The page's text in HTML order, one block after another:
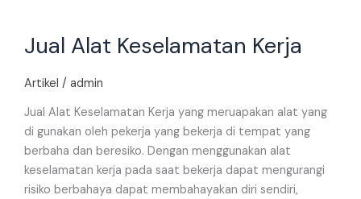
Jual Alat Keselamatan Kerja
Artikel / admin
Jual Alat Keselamatan Kerja yang meruapakan alat yang
di gunakan oleh pekerja yang bekerja di tempat yang
berbaha dan beresiko. Dengan menggunakan alat
keselamatan kerja pada saat bekerja dapat mengurangi
risiko berbahaya dapat membahayakan diri sendiri,
Alat
Kerja